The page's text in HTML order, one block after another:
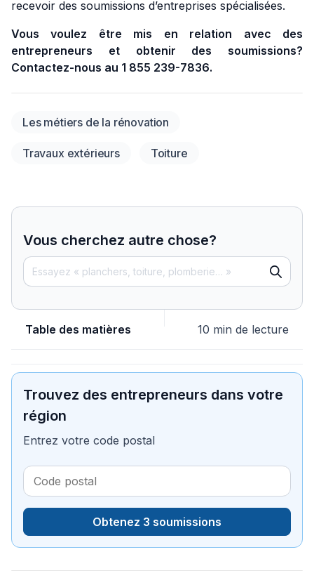
recevoir des soumissions d’entreprises spécialisées.
Vous voulez être mis en relation avec des
entrepreneurs et obtenir des soumissions?
Contactez-nous au 1 855 239-7836.
Les métiers de la rénovation
Travaux extérieurs Toiture
Vous cherchez autre chose?
Table des matières 10 min de lecture
Trouvez des entrepreneurs dans votre
région
Entrez votre code postal
Obtenez 3 soumissions